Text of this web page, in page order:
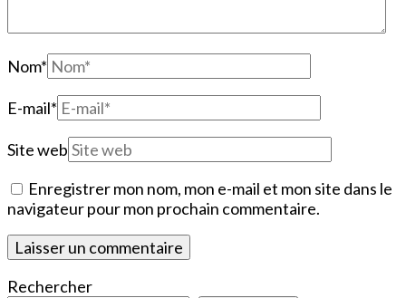
Nom*
E-mail*
Site web
Enregistrer mon nom, mon e-mail et mon site dans le
navigateur pour mon prochain commentaire.
Rechercher